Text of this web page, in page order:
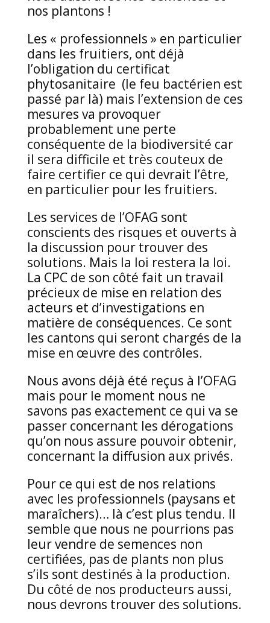
nos plantons !
Les « professionnels » en particulier
dans les fruitiers, ont déjà
l’obligation du certificat
phytosanitaire (le feu bactérien est
passé par là) mais l’extension de ces
mesures va provoquer
probablement une perte
conséquente de la biodiversité car
il sera difficile et très couteux de
faire certifier ce qui devrait l’être,
en particulier pour les fruitiers.
Les services de l’OFAG sont
conscients des risques et ouverts à
la discussion pour trouver des
solutions. Mais la loi restera la loi.
La CPC de son côté fait un travail
précieux de mise en relation des
acteurs et d’investigations en
matière de conséquences. Ce sont
les cantons qui seront chargés de la
mise en œuvre des contrôles.
Nous avons déjà été reçus à l’OFAG
mais pour le moment nous ne
savons pas exactement ce qui va se
passer concernant les dérogations
qu’on nous assure pouvoir obtenir,
concernant la diffusion aux privés.
Pour ce qui est de nos relations
avec les professionnels (paysans et
maraîchers)… là c’est plus tendu. Il
semble que nous ne pourrions pas
leur vendre de semences non
certifiées, pas de plants non plus
s’ils sont destinés à la production.
Du côté de nos producteurs aussi,
nous devrons trouver des solutions.